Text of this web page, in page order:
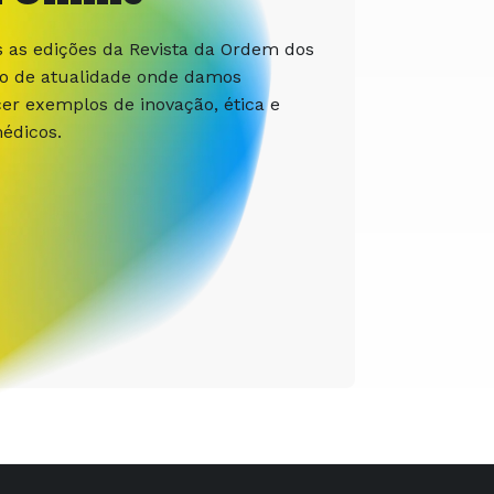
edições da Revista da Ordem dos
de atualidade onde damos
exemplos de inovação, ética e